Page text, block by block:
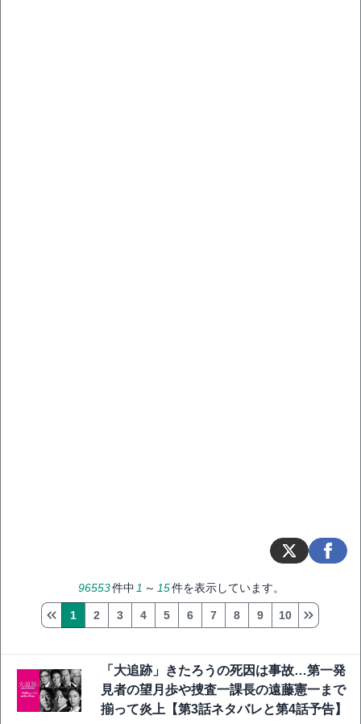
96553件中 1 ～ 15件を表示しています。
1 2 3 4 5 6 7 8 9 10
「大追跡」きたろうの死因は事故…第一発
見者の望月歩や捜査一課長の遠藤憲一まで
揃って炎上【第3話ネタバレと第4話予告】